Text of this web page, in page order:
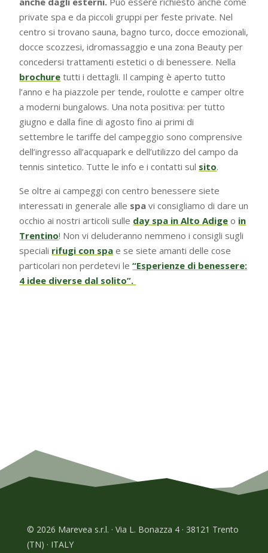
private spa e da piccoli gruppi per feste private. Nel
centro si trovano sauna, bagno turco, docce emozionali,
docce scozzesi, idromassaggio e una zona Beauty per
concedersi trattamenti estetici o di benessere. Nella
brochure tutti i dettagli. Il camping è aperto tutto
l’anno e ha piazzole per tende, roulotte e camper oltre
a moderni bungalows. Una nota positiva: per tutto
giugno e dalla fine di agosto fino ai primi di
settembre le tariffe del campeggio sono comprensive
dell’ingresso all’acquapark e dell’utilizzo del campo da
tennis sintetico. Tutte le info e i contatti sul sito.
Se oltre ai campeggi con centro benessere siete
interessati in generale alle spa vi consigliamo di dare un
occhio ai nostri articoli sulle day spa in Alto Adige o in
Trentino! Non vi deluderanno nemmeno i consigli sugli
speciali rifugi con spa e se siete amanti delle cose
particolari non perdetevi le“Esperienze di benessere:
4 idee diverse dal solito”.
© 2026 Marevea s.r.l. · Via L. Bonazza 4 · 38121 Trento
(TN) · ITALY